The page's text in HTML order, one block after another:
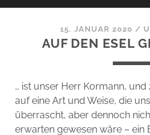
MANUFAKTUREN
DUFTNOTEN
SCHLAGWORTE
LINK-SAMMLUNG
ARTIKEL-ARCHIV
15. JANUAR 2020 /
AUF DEN ESEL
… ist unser Herr Kormann,
auf eine Art und Weise, die
überrascht, aber dennoch
erwarten gewesen wäre – ein